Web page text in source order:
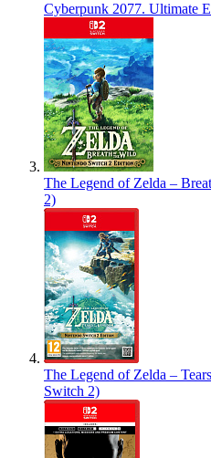
Cyberpunk 2077. Ultimate
The Legend of Zelda –
2)
The Legend of Zelda –
Switch 2)